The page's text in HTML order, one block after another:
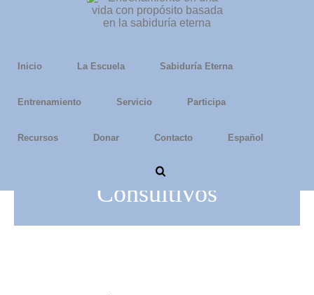
Inicio La Escuela Sabiduría Eterna
Entrenamiento Servicio Participa
Recursos Donar Contacto Español
Resúmenes de los Informes
Consultivos